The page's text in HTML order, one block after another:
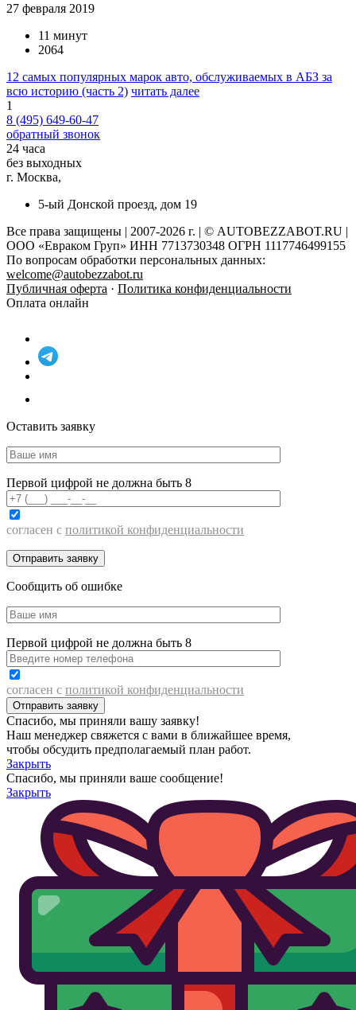
27 февраля 2019
11 минут
2064
12 самых популярных марок авто, обслуживаемых в АБЗ за
всю историю (часть 2) читать далее
1
8 (495) 649-60-47
обратный звонок
24 часа
без выходных
г. Москва,
5-ый Донской проезд, дом 19
Все права защищены | 2007-2026 г. | © AUTOBEZZABOT.RU |
ООО «Евраком Груп» ИНН 7713730348 ОГРН 1117746499155
По вопросам обработки персональных данных:
welcome@autobezzabot.ru
Публичная оферта · Политика конфиденциальности
Оплата онлайн
Оставить заявку
Первой цифрой не должна быть 8
согласен с политикой конфиденциальности
Сообщить об ошибке
Первой цифрой не должна быть 8
согласен с политикой конфиденциальности
Спасибо, мы приняли вашу заявку!
Наш менеджер свяжется с вами в ближайшее время,
чтобы обсудить предполагаемый план работ.
Закрыть
Спасибо, мы приняли ваше сообщение!
Закрыть